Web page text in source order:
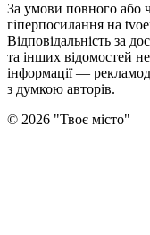
За умови повного або
гіперпосилання на
Відповідальність за
та інших відомостей
інформації —
з думкою авторiв.
© 2026 "Твоє місто"